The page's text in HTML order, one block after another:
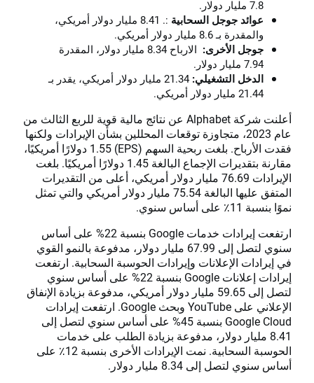
7.8 مليار دولار.
عوائد جوجل السحابية
:. 8.41 مليار دولار أمريكي،
والمقدرة بـ 8.6 مليار دولار أمريكي.
جوجل الأخرى:
الارباح 8.34 مليار دولار، المقدرة
7.94 مليار دولار.
الدخل التشغيلي:
21.34 مليار دولار أمريكي، يقدر بـ
21.44 مليار دولار أمريكي.
أعلنت شركة Alphabet عن نتائج مالية قوية للربع الثالث من
عام 2023، متجاوزة توقعات المحللين بشأن الإيرادات ولكنها
فقدت الأرباح. بلغت ربحية السهم (EPS) 1.55 دولارًا أمريكيًا،
مقارنة بتقديرات الإجماع البالغة 1.45 دولارًا أمريكيًا. بلغت
الإيرادات 76.69 مليار دولار أمريكي، أعلى من التقديرات
المتفق عليها البالغة 75.54 مليار دولار أمريكي والتي تمثل
نموًا بنسبة 11٪ على أساس سنوي.
ارتفعت إيرادات خدمات Google بنسبة 22% على أساس
سنوي لتصل إلى 67.99 مليار دولار، مدفوعة بالنمو القوي
في إيرادات الإعلانات وإيرادات الحوسبة السحابية. ارتفعت
إيرادات إعلانات Google بنسبة 22% على أساس سنوي
لتصل إلى 59.65 مليار دولار أمريكي، مدفوعة بزيادة الإنفاق
الإعلاني على YouTube وبحث Google. ارتفعت إيرادات
Google Cloud بنسبة 45% على أساس سنوي لتصل إلى
8.41 مليار دولار، مدفوعة بزيادة الطلب على خدمات
الحوسبة السحابية. نمت الإيرادات الأخرى بنسبة 12٪ على
أساس سنوي لتصل إلى 8.34 مليار دولار.